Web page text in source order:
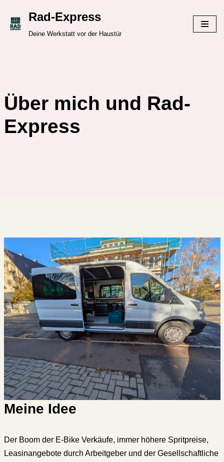
Zum
Rad-Express
Deine Werkstatt vor der Haustür
Über mich und Rad-
Express
Meine Idee
Der Boom der E-Bike Verkäufe, immer höhere Spritpreise,
Leasinangebote durch Arbeitgeber und der Gesellschaftliche